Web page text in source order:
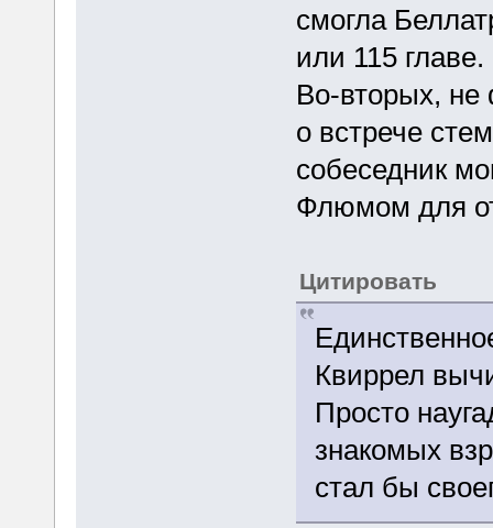
смогла
или 115 главе.
Во-вторых, не
о встрече
собеседник
Флюмом для
Цитировать
Квиррел
Просто
знакомых
стал бы